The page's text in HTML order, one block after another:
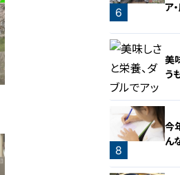
5
6
ア
美
う
8
今
ん